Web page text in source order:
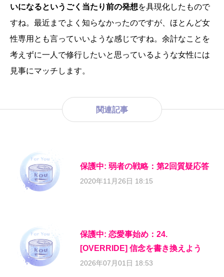
いになるというごく当たり前の発想を具現化したもので
すね。最近までよく知らなかったのですが、ほとんど女
性専用とも言っていいような感じですね。余計なことを
考えずに一人で修行したいと思っているような女性には
見事にマッチします。
関連記事
保護中: 弱者の戦略：第2回質疑応答
2020年11月26日 18:15
保護中: 恋愛事始め：24.
[OVERRIDE] 信念を書き換えよう
2026年07月01日 18:53